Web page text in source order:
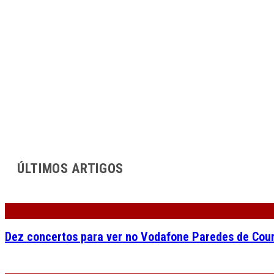
ÚLTIMOS ARTIGOS
Dez concertos para ver no Vodafone Paredes de